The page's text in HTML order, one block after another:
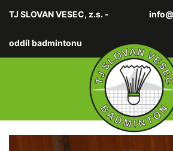
TJ SLOVAN VESEC, z.s. -
oddíl badmintonu